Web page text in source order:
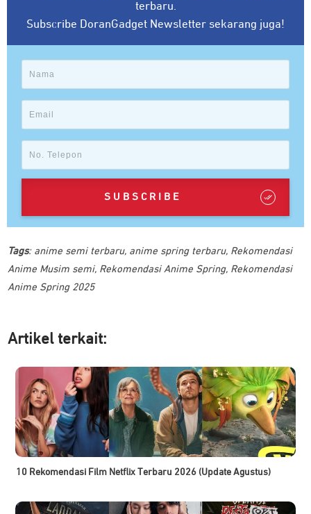
terbaru.
Subscribe DoranGadget Newsletter sekarang juga!
SUBSCRIBE
Tags: anime semi terbaru, anime spring terbaru, Rekomendasi
Anime Musim semi, Rekomendasi Anime Spring, Rekomendasi
Anime Spring 2025
Artikel terkait:
10 Rekomendasi Film Netflix Terbaru 2026 (Update Agustus)